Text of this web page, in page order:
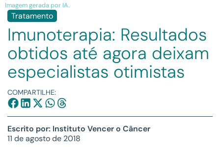
Imagem gerada por IA.
Tratamento
Imunoterapia: Resultados
obtidos até agora deixam
especialistas otimistas
COMPARTILHE:
Escrito por: Instituto Vencer o Câncer
11 de agosto de 2018